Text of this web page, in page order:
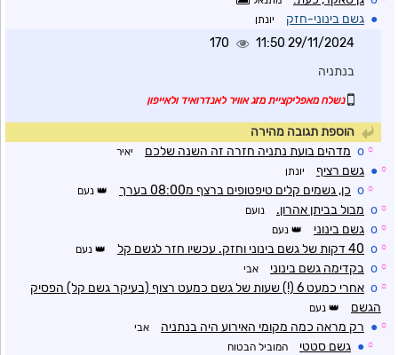
● גשם בינוני-חזק יונתן
29/11/2024 11:50
170
בנתניה
נשלח מאפליקציית מזג אוויר לאנדרואיד ולאייפון
הוספת תגובה מהירה
☼
o מדהים בועת נתניה חזרה זה השנה שלכם יאיר
☼
● גשם רציף יונתן
☼
o כן, גשמים קלים טיפטופים ברצף מ08:00 בערך נעם
☼
o מבול בביתן אהרון. נועם
☼
o גשם בינוני נעם
☼
o 40 דקות של גשם בינוני וחזק. עכשיו חזר לגשם קל נעם
☼
o בקדימה גשם בינוני אבי
☼
o
אחרי כמעט 6 (!) שעות של גשם כמעט רצוף (בעיקר גשם קל) הפסיק
הגשם
נעם
☼
● רק מראה כמה מקומי האירוע היה בנתניה אבי
☼
● גשם סטטי המוביל הבטוח